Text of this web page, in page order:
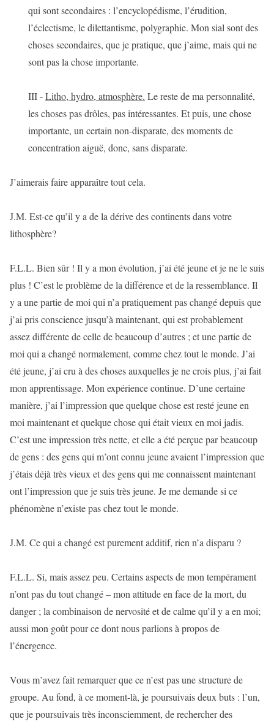
qui sont secondaires : l’encyclopédisme, l’érudition,
l’éclectisme, le dilettantisme, polygraphie. Mon sial sont des
choses secondaires, que je pratique, que j’aime, mais qui ne
sont pas la chose importante.
III -Litho, hydro, atmosphère. Le reste de ma personnalité,
les choses pas drôles, pas intéressantes. Et puis, une chose
importante, un certain non-disparate, des moments de
concentration aiguë, donc, sans disparate.
J’aimerais faire apparaître tout cela.
J.M. Est-ce qu’il y a de la dérive des continents dans votre
lithosphère?
F.L.L. Bien sûr ! Il y a mon évolution, j’ai été jeune et je ne le suis
plus ! C’est le problème de la différence et de la ressemblance. Il
y a une partie de moi qui n’a pratiquement pas changé depuis que
j’ai pris conscience jusqu’à maintenant, qui est probablement
assez différente de celle de beaucoup d’autres ; et une partie de
moi qui a changé normalement, comme chez tout le monde. J’ai
été jeune, j’ai cru à des choses auxquelles je ne crois plus, j’ai fait
mon apprentissage. Mon expérience continue. D’une certaine
manière, j’ai l’impression que quelque chose est resté jeune en
moi maintenant et quelque chose qui était vieux en moi jadis.
C’est une impression très nette, et elle a été perçue par beaucoup
de gens : des gens qui m’ont connu jeune avaient l’impression que
j’étais déjà très vieux et des gens qui me connaissent maintenant
ont l’impression que je suis très jeune. Je me demande si ce
phénomène n’existe pas chez tout le monde.
J.M. Ce qui a changé est purement additif, rien n’a disparu ?
F.L.L. Si, mais assez peu. Certains aspects de mon tempérament
n’ont pas du tout changé – mon attitude en face de la mort, du
danger ; la combinaison de nervosité et de calme qu’il y a en moi;
aussi mon goût pour ce dont nous parlions à propos de
l’énergence.
Vous m’avez fait remarquer que ce n’est pas une structure de
groupe. Au fond, à ce moment-là, je poursuivais deux buts : l’un,
que je poursuivais très inconsciemment, de rechercher des